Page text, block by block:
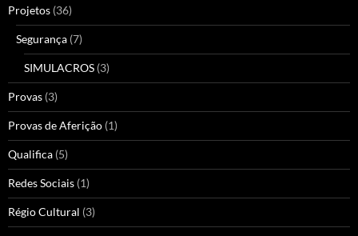
Projetos (36)
Segurança (7)
SIMULACROS (3)
Provas (3)
Provas de Aferição (1)
Qualifica (5)
Redes Sociais (1)
Régio Cultural (3)